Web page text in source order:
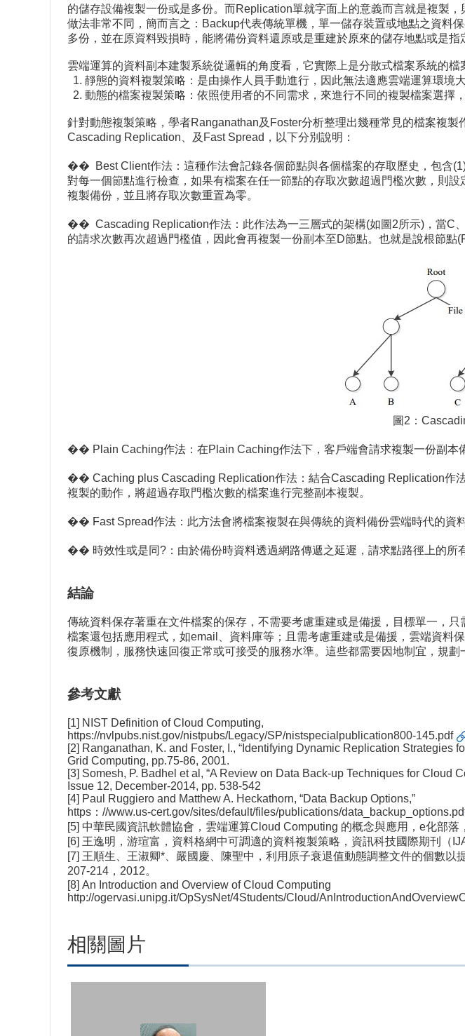
的儲存設備複製一份或是多份。而Replication單就字面上的意義而言就是複製
做法非常不同，簡而言之：Backup代表傳統單機，單一儲存裝置或地點之資料
多份，並在原資料毀損時，能將備份資料還原或是重建於原來的儲存地點或是
雲端運算的資料副本建製系統從邏輯的角度看，它實際上是分散式檔案系統的檔
1. 靜態的資料複製策略：是由操作人員手動進行，因此無法適應雲端運算環境
2. 動態的檔案複製策略：依照使用者的不同需求，來進行不同的複製檔案選擇
針對動態複製策略，學者Ranganathan及Foster分析整理出幾種常見的檔案複
Cascading Replication、及Fast Spread，以下分別說明：
�� Best Client作法：這種作法會記錄各個節點與各個檔案的存取歷史，包含
對每一個節點進行檢查，如果有檔案在任一節點的存取次數超過門檻次數，則
複製備份，並且將存取次數重置為零。
�� Cascading Replication作法：此作法為一三層式的架構(如圖2所示)，當C
的請求次數再次超過門檻值，因此會再複製一份副本至D節點。也就是說根節
圖2：
�� Plain Caching作法：在Plain Caching作法下，客戶端會請求複製一份副本
�� Caching plus Cascading Replication作法：結合Cascading Replication作
複製的動作，將超過存取門檻次數的檔案進行完整副本複製。
�� Fast Spread作法：此方法會將檔案複製在與傳統的資料備份雲端時代的
�� 時效性或是同?：由於備份時資料透過網路傳遞之延遲，請求點路徑上的所
結論
傳統資料保存著重在文件檔案的保存，不需要考慮重建或是備援，目標單一，
檔案還包括應用程式，如email、資料庫等；且需考慮重建或是備援，雲端資料
復原機制，服務快速回復正常或可接受的服務水準。這些都需要因地制宜，規劃
參考文獻
[1] NIST Definition of Cloud Computing,
https://nvlpubs.nist.gov/nistpubs/Legacy/SP/nistspecialpublication800-145.pdf
[2] Ranganathan, K. and Foster, I., “Identifying Dynamic Replication Strategies
Grid Computing, pp.75-86, 2001.
[3] Somesh, P. Badhel et al, “A Review on Data Back-up Techniques for
Issue 12, December-2014, pp. 538-542
[4] Paul Ruggiero and Matthew A. Heckathorn, “Data Backup Options,”
https：//www.us-cert.gov/sites/default/files/publications/
[5] 中華民國資訊軟體協會，雲端運算Cloud Computing 的概念與應用，e化部落
[6] 王逸明，游瑄富，資料格網中可調適的資料複製策略，資訊科技國際期刊（
[7] 王順生、王淑卿*、嚴國慶、陳聖中，利用原子衰退值動態調整文件的個數
207-214，2012。
[8] An Introduction and Overview of Cloud Computing
http://ogervasi.unipg.it/OpSysNet/4Students/Cloud/
相關圖片